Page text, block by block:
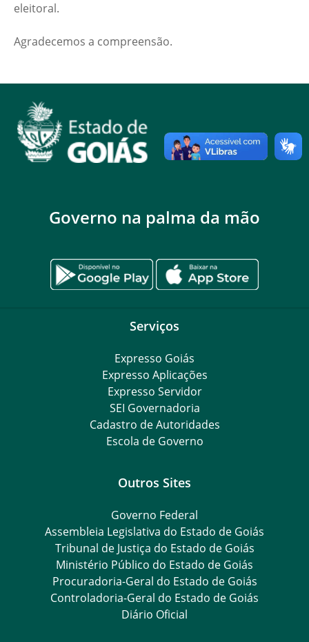
eleitoral.
Agradecemos a compreensão.
Governo na palma da mão
Serviços
Expresso Goiás
Expresso Aplicações
Expresso Servidor
SEI Governadoria
Cadastro de Autoridades
Escola de Governo
Outros Sites
Governo Federal
Assembleia Legislativa do Estado de Goiás
Tribunal de Justiça do Estado de Goiás
Ministério Público do Estado de Goiás
Procuradoria-Geral do Estado de Goiás
Controladoria-Geral do Estado de Goiás
Diário Oficial